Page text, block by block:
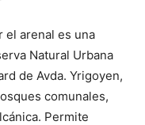
el arenal es una
Natural Urbana
de Avda. Yrigoyen,
comunales,
Permite